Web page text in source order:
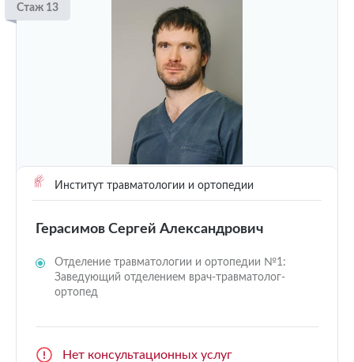
Стаж 13
Институт травматологии и ортопедии
Герасимов Сергей Александрович
Отделение травматологии и ортопедии №1:
Заведующий отделением врач-травматолог-
ортопед
Нет консультационных услуг